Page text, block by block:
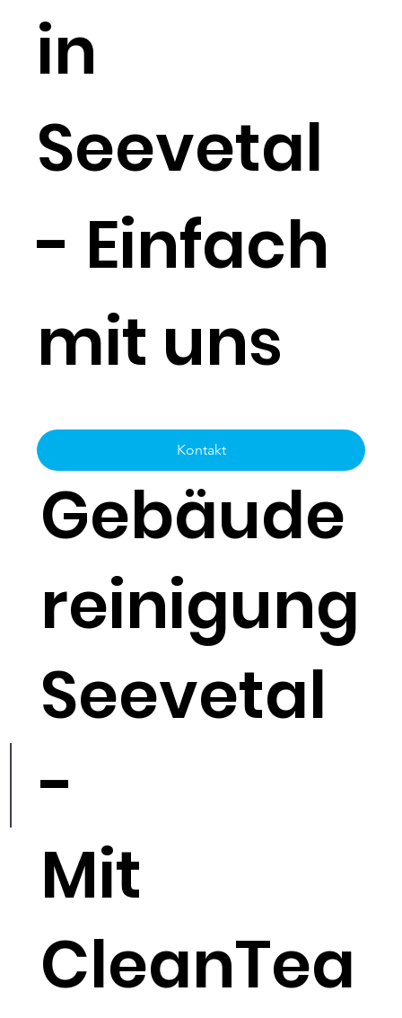
in
Seevetal
- Einfach
mit uns
Kontakt
Gebäude
reinigung
Seevetal
-
Mit
CleanTea